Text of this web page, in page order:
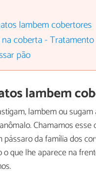
lambem cobertores
coberta - Tratamento
pão
lambem
lambem ou
Chamamos
pássaro da família dos
que lhe aparece na